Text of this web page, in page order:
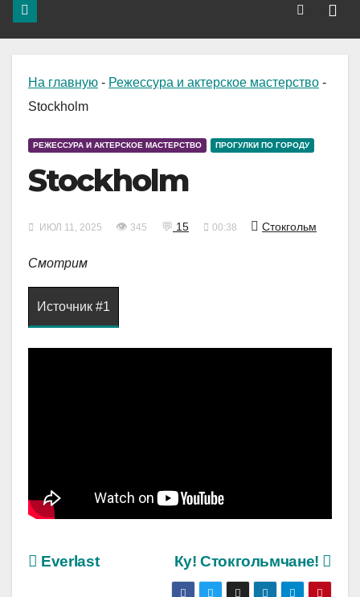
На главную - Режессура и актерское мастерство -
Stockholm
РЕЖЕССУРА И АКТЕРСКОЕ МАСТЕРСТВО ПРОГУЛКИ ПО ГОРОДУ
Stockholm
ИЮЛ 11, 2025 👁 345 💬 15 00:38 Стокгольм
Смотрим
Источник #1
Ку! Стокгольмчане!
Everlast